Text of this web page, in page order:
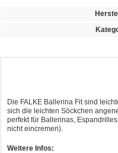
Die FALKE Ballerina Fit sind
sich die leichten Söckchen
perfekt für Ballerinas,
nicht eincremen).
Weitere Infos: